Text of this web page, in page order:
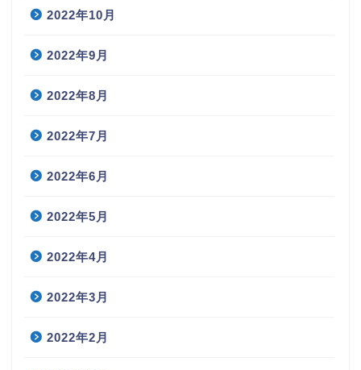
2022年10月
2022年9月
2022年8月
2022年7月
2022年6月
2022年5月
2022年4月
2022年3月
2022年2月